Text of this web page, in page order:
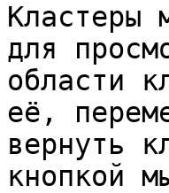
Кластеры
для
области
её,
вернуть
кнопкой